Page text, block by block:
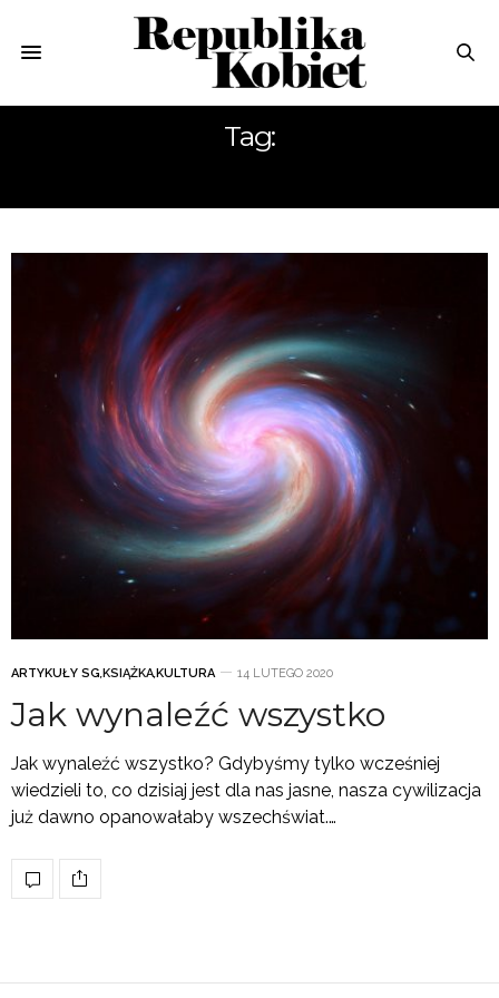
Tag:
ARTYKUŁY SG,KSIĄŻKA,KULTURA 14 LUTEGO 2020
Jak wynaleźć wszystko
Jak wynaleźć wszystko? Gdybyśmy tylko wcześniej
wiedzieli to, co dzisiaj jest dla nas jasne, nasza cywilizacja
już dawno opanowałaby wszechświat.…